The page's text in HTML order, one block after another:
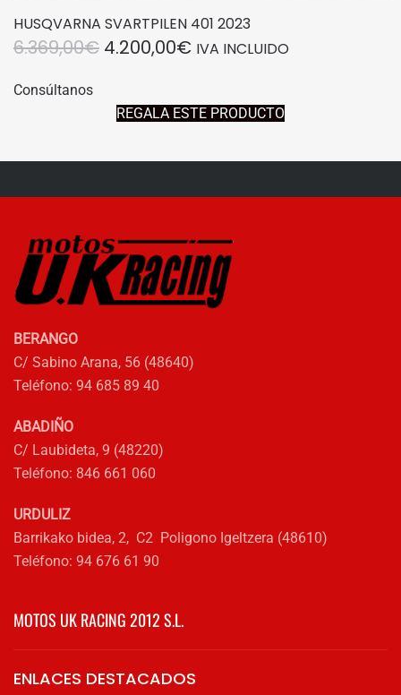
HUSQVARNA SVARTPILEN 401 2023
6.369,00€ EL
ORIGINAL
ERA:
4.200,00€EL
ACTUAL
ES:
IVA INCLUIDO
Consúltanos
REGALA ESTE PRODUCTO
BERANGO
C/ Sabino Arana, 56 (48640)
Teléfono: 94 685 89 40
ABADIÑO
C/ Laubideta, 9 (48220)
Teléfono: 846 661 060
URDULIZ
Barrikako bidea, 2, C2 Poligono Igeltzera (48610)
Teléfono: 94 676 61 90
MOTOS UK RACING 2012 S.L.
ENLACES DESTACADOS